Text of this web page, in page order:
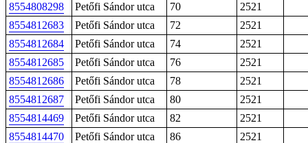
8554808298
Petőfi Sándor utca 70
2521
8554812683
Petőfi Sándor utca 72
2521
8554812684
Petőfi Sándor utca 74
2521
8554812685
Petőfi Sándor utca 76
2521
8554812686
Petőfi Sándor utca 78
2521
8554812687
Petőfi Sándor utca 80
2521
8554814469
Petőfi Sándor utca 82
2521
8554814470
Petőfi Sándor utca 86
2521